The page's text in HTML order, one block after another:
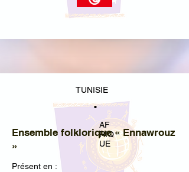
TUNISIE
•
AF
RIQ
UE
Ensemble folklorique « Ennawrouz
»
Présent en :